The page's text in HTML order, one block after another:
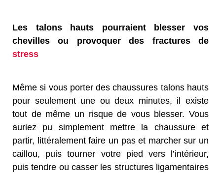
Les talons hauts pourraient blesser vos
chevilles ou provoquer des fractures de
stress
Même si vous porter des chaussures talons hauts
pour seulement une ou deux minutes, il existe
tout de même un risque de vous blesser. Vous
auriez pu simplement mettre la chaussure et
partir, littéralement faire un pas et marcher sur un
caillou, puis tourner votre pied vers l’intérieur,
puis tendre ou casser les structures ligamentaires